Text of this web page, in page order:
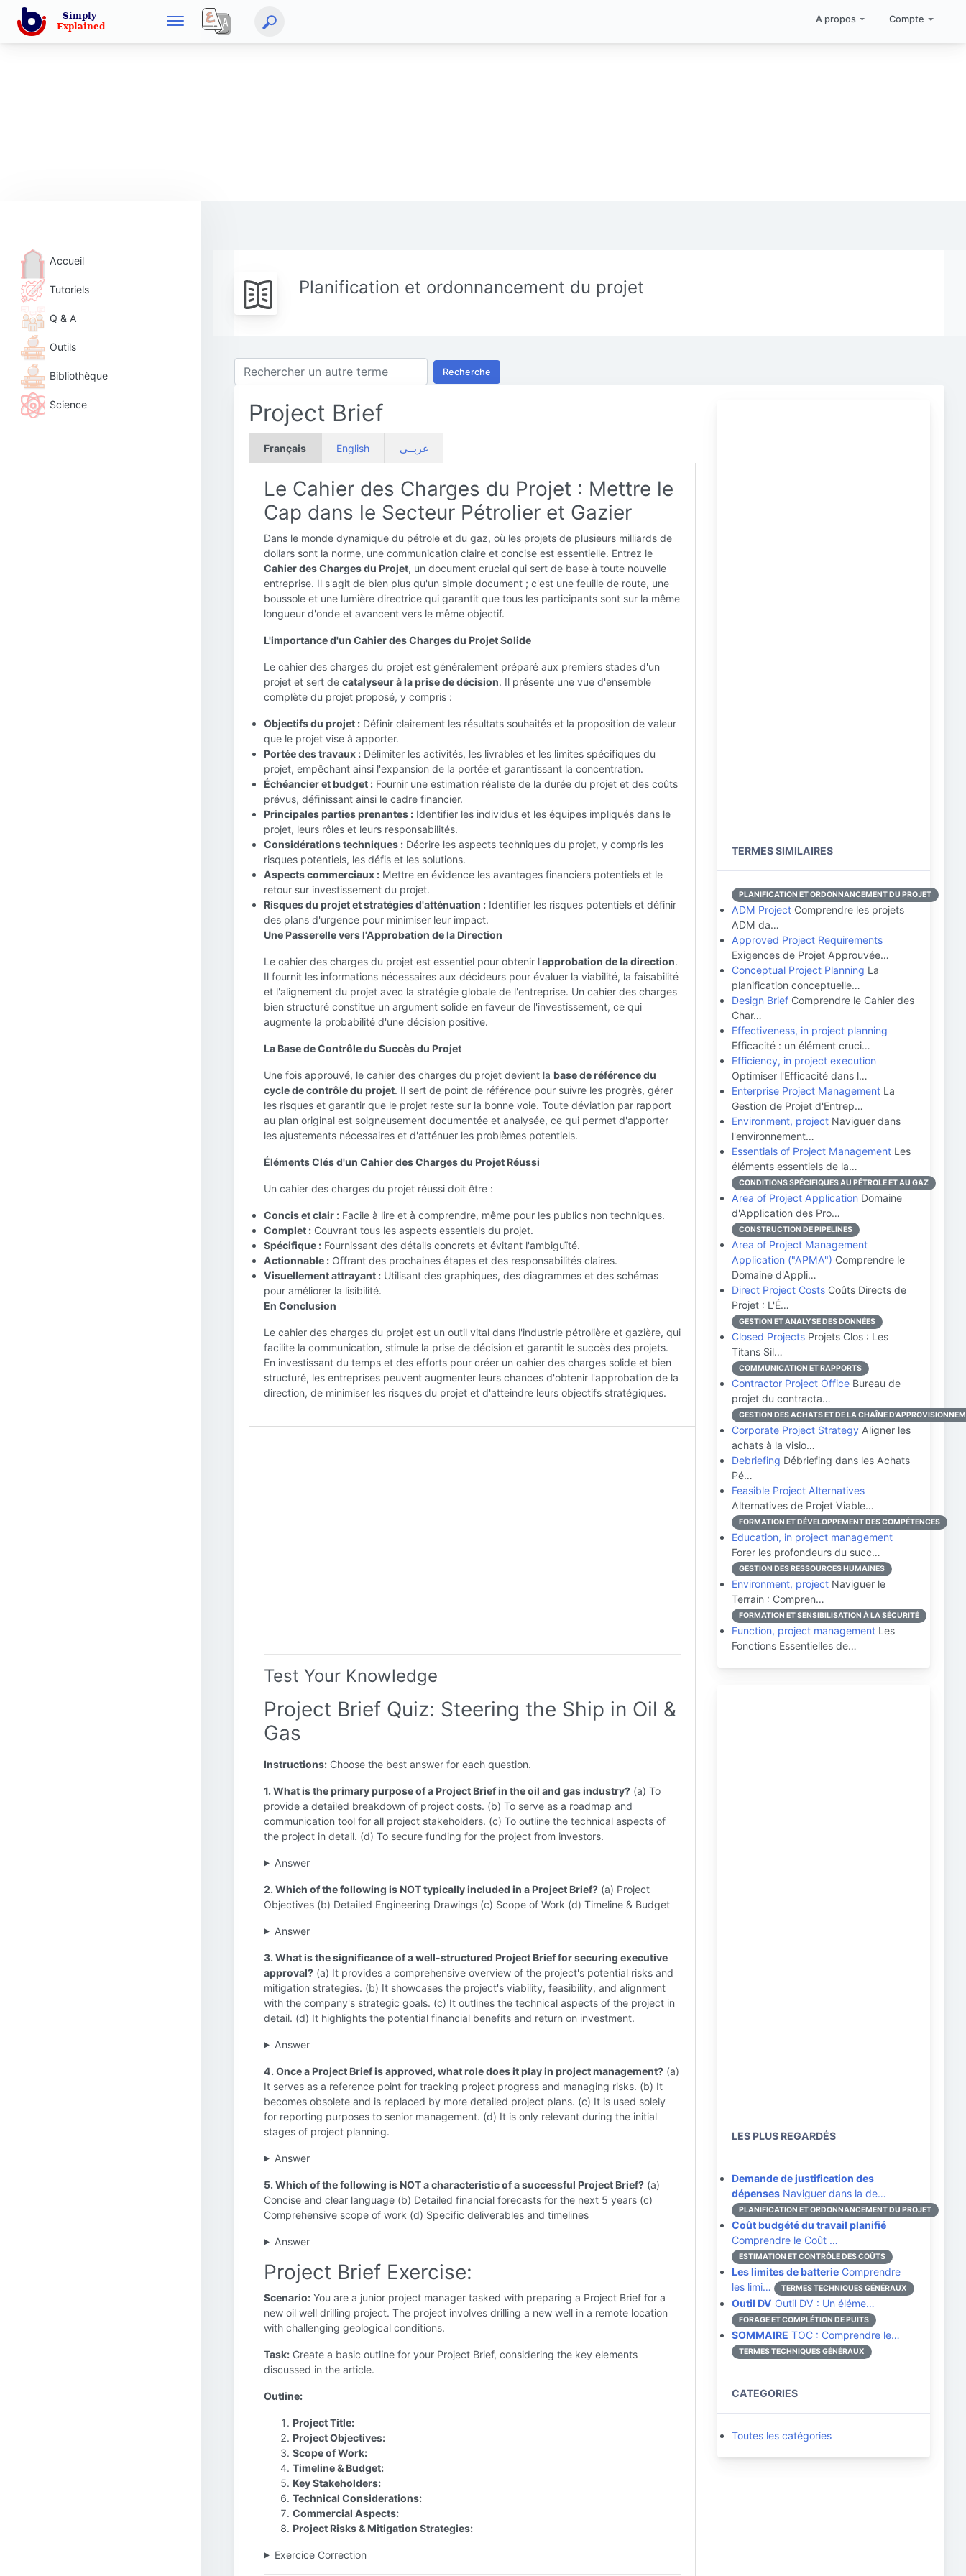
A propos Compte
Accueil
Tutoriels
Q & A
Outils
Bibliothèque
Science
Planification et ordonnancement du projet
Recherche
Project Brief
Français English عربــي
Le Cahier des Charges du Projet : Mettre le
Cap dans le Secteur Pétrolier et Gazier
Dans le monde dynamique du pétrole et du gaz, où les projets de plusieurs milliards de
dollars sont la norme, une communication claire et concise est essentielle. Entrez le
Cahier des Charges du Projet, un document crucial qui sert de base à toute nouvelle
entreprise. Il s'agit de bien plus qu'un simple document ; c'est une feuille de route, une
boussole et une lumière directrice qui garantit que tous les participants sont sur la même
longueur d'onde et avancent vers le même objectif.
L'importance d'un Cahier des Charges du Projet Solide
Le cahier des charges du projet est généralement préparé aux premiers stades d'un
projet et sert de catalyseur à la prise de décision. Il présente une vue d'ensemble
complète du projet proposé, y compris :
Objectifs du projet : Définir clairement les résultats souhaités et la proposition de valeur
que le projet vise à apporter.
Portée des travaux : Délimiter les activités, les livrables et les limites spécifiques du
projet, empêchant ainsi l'expansion de la portée et garantissant la concentration.
Échéancier et budget : Fournir une estimation réaliste de la durée du projet et des coûts
prévus, définissant ainsi le cadre financier.
Principales parties prenantes : Identifier les individus et les équipes impliqués dans le
projet, leurs rôles et leurs responsabilités.
Considérations techniques : Décrire les aspects techniques du projet, y compris les
risques potentiels, les défis et les solutions.
Aspects commerciaux : Mettre en évidence les avantages financiers potentiels et le
retour sur investissement du projet.
Risques du projet et stratégies d'atténuation : Identifier les risques potentiels et définir
des plans d'urgence pour minimiser leur impact.
Une Passerelle vers l'Approbation de la Direction
Le cahier des charges du projet est essentiel pour obtenir l'approbation de la direction.
Il fournit les informations nécessaires aux décideurs pour évaluer la viabilité, la faisabilité
et l'alignement du projet avec la stratégie globale de l'entreprise. Un cahier des charges
bien structuré constitue un argument solide en faveur de l'investissement, ce qui
augmente la probabilité d'une décision positive.
La Base de Contrôle du Succès du Projet
Une fois approuvé, le cahier des charges du projet devient la base de référence du
cycle de contrôle du projet. Il sert de point de référence pour suivre les progrès, gérer
les risques et garantir que le projet reste sur la bonne voie. Toute déviation par rapport
au plan original est soigneusement documentée et analysée, ce qui permet d'apporter
les ajustements nécessaires et d'atténuer les problèmes potentiels.
Éléments Clés d'un Cahier des Charges du Projet Réussi
Un cahier des charges du projet réussi doit être :
Concis et clair : Facile à lire et à comprendre, même pour les publics non techniques.
Complet : Couvrant tous les aspects essentiels du projet.
Spécifique : Fournissant des détails concrets et évitant l'ambiguïté.
Actionnable : Offrant des prochaines étapes et des responsabilités claires.
Visuellement attrayant : Utilisant des graphiques, des diagrammes et des schémas
pour améliorer la lisibilité.
En Conclusion
Le cahier des charges du projet est un outil vital dans l'industrie pétrolière et gazière, qui
facilite la communication, stimule la prise de décision et garantit le succès des projets.
En investissant du temps et des efforts pour créer un cahier des charges solide et bien
structuré, les entreprises peuvent augmenter leurs chances d'obtenir l'approbation de la
direction, de minimiser les risques du projet et d'atteindre leurs objectifs stratégiques.
Test Your Knowledge
Project Brief Quiz: Steering the Ship in Oil &
Gas
Instructions: Choose the best answer for each question.
1. What is the primary purpose of a Project Brief in the oil and gas industry? (a) To
provide a detailed breakdown of project costs. (b) To serve as a roadmap and
communication tool for all project stakeholders. (c) To outline the technical aspects of
the project in detail. (d) To secure funding for the project from investors.
Answer
2. Which of the following is NOT typically included in a Project Brief? (a) Project
Objectives (b) Detailed Engineering Drawings (c) Scope of Work (d) Timeline & Budget
Answer
3. What is the significance of a well-structured Project Brief for securing executive
approval? (a) It provides a comprehensive overview of the project's potential risks and
mitigation strategies. (b) It showcases the project's viability, feasibility, and alignment
with the company's strategic goals. (c) It outlines the technical aspects of the project in
detail. (d) It highlights the potential financial benefits and return on investment.
Answer
4. Once a Project Brief is approved, what role does it play in project management? (a)
It serves as a reference point for tracking project progress and managing risks. (b) It
becomes obsolete and is replaced by more detailed project plans. (c) It is used solely
for reporting purposes to senior management. (d) It is only relevant during the initial
stages of project planning.
Answer
5. Which of the following is NOT a characteristic of a successful Project Brief? (a)
Concise and clear language (b) Detailed financial forecasts for the next 5 years (c)
Comprehensive scope of work (d) Specific deliverables and timelines
Answer
Project Brief Exercise:
Scenario: You are a junior project manager tasked with preparing a Project Brief for a
new oil well drilling project. The project involves drilling a new well in a remote location
with challenging geological conditions.
Task: Create a basic outline for your Project Brief, considering the key elements
discussed in the article.
Outline:
Project Title:
Project Objectives:
Scope of Work:
Timeline & Budget:
Key Stakeholders:
Technical Considerations:
Commercial Aspects:
Project Risks & Mitigation Strategies:
Exercice Correction
TERMES SIMILAIRES
PLANIFICATION ET ORDONNANCEMENT DU PROJET
ADM Project Comprendre les projets
ADM da…
Approved Project Requirements
Exigences de Projet Approuvée…
Conceptual Project Planning La
planification conceptuelle…
Design Brief Comprendre le Cahier des
Char…
Effectiveness, in project planning
Efficacité : un élément cruci…
Efficiency, in project execution
Optimiser l'Efficacité dans l…
Enterprise Project Management La
Gestion de Projet d'Entrep…
Environment, project Naviguer dans
l'environnement…
Essentials of Project Management Les
éléments essentiels de la…
CONDITIONS SPÉCIFIQUES AU PÉTROLE ET AU GAZ
Area of Project Application Domaine
d'Application des Pro…
CONSTRUCTION DE PIPELINES
Area of Project Management
Application ("APMA") Comprendre le
Domaine d'Appli…
Direct Project Costs Coûts Directs de
Projet : L'É…
GESTION ET ANALYSE DES DONNÉES
Closed Projects Projets Clos : Les
Titans Sil…
COMMUNICATION ET RAPPORTS
Contractor Project Office Bureau de
projet du contracta…
GESTION DES ACHATS ET DE LA CHAÎNE
Corporate Project Strategy Aligner les
achats à la visio…
Debriefing Débriefing dans les Achats
Pé…
Feasible Project Alternatives
Alternatives de Projet Viable…
FORMATION ET DÉVELOPPEMENT DES COMPÉTENCES
Education, in project management
Forer les profondeurs du succ…
GESTION DES RESSOURCES HUMAINES
Environment, project Naviguer le
Terrain : Compren…
FORMATION ET SENSIBILISATION À LA SÉCURITÉ
Function, project management Les
Fonctions Essentielles de…
LES PLUS REGARDÉS
Demande de justification des
dépenses Naviguer dans la de…
PLANIFICATION ET ORDONNANCEMENT DU PROJET
Coût budgété du travail planifié
Comprendre le Coût …
ESTIMATION ET CONTRÔLE DES COÛTS
Les limites de batterie Comprendre
les limi…
TERMES TECHNIQUES GÉNÉRAUX
Outil DV Outil DV : Un éléme…
FORAGE ET COMPLÉTION DE PUITS
SOMMAIRE TOC : Comprendre le…
TERMES TECHNIQUES GÉNÉRAUX
CATEGORIES
Toutes les catégories